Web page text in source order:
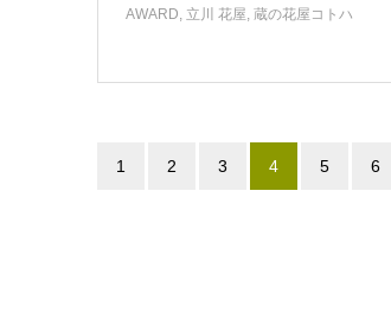
AWARD 立川 花屋 蔵の花屋コトハ
1 2 3 4 5 6